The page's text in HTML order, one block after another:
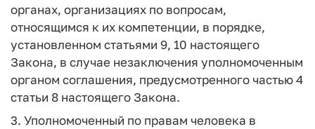
органах, организациях по вопросам,
относящимся к их компетенции, в порядке,
установленном статьями 9, 10 настоящего
Закона, в случае незаключения уполномоченным
органом соглашения, предусмотренного частью 4
статьи 8 настоящего Закона.
3. Уполномоченный по правам человека в